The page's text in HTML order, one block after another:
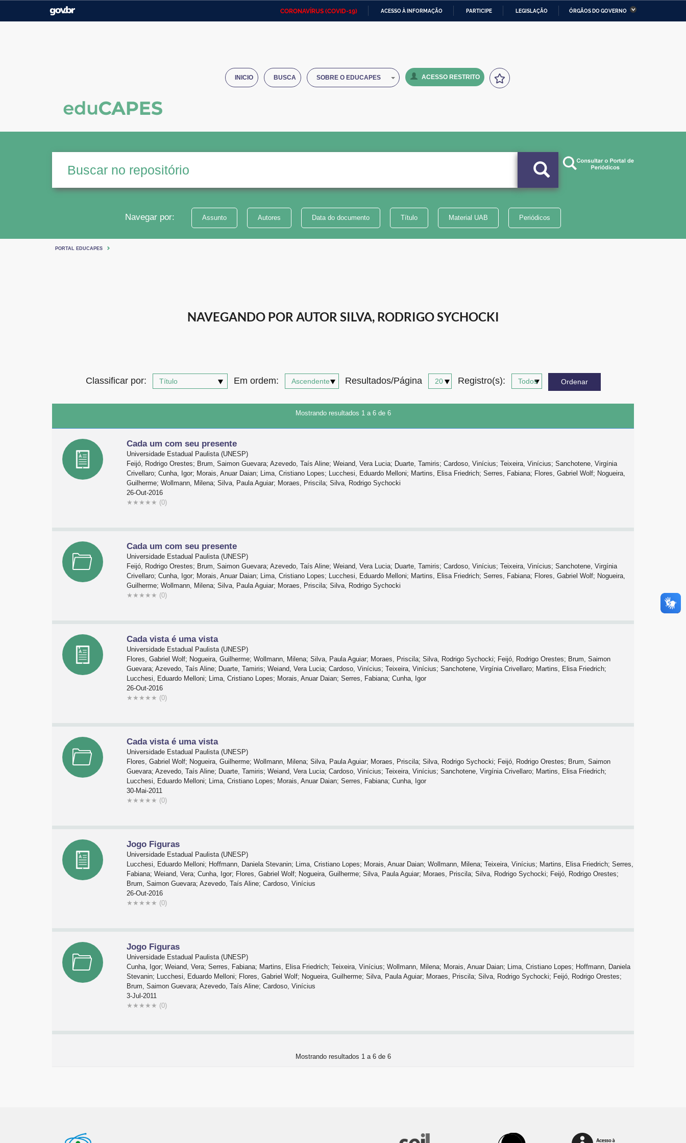
CORONAVÍRUS (COVID-19) ACESSO À INFORMAÇÃO PARTICIPE LEGISLAÇÃO ÓRGÃOS DO GOVERNO
Ministério das Relações
Ministério da Economia Ministério da Infraestrutura
Institucional
INICIO BUSCA SOBRE O EDUCAPES ACESSO RESTRITO
Navegar por: Assunto Autores Data do documento Título Material UAB Periódicos
PORTAL EDUCAPES
NAVEGANDO POR AUTOR SILVA, RODRIGO SYCHOCKI
Classificar por: Em ordem: Resultados/Página Registro(s):
Mostrando resultados 1 a 6 de 6
Cada um com seu presente
Universidade Estadual Paulista (UNESP)
Feijó, Rodrigo Orestes; Brum, Saimon Guevara; Azevedo, Taís Aline; Weiand, Vera Lucia; Duarte, Tamiris; Cardoso, Vinícius; Teixeira, Vinícius; Sanchotene, Virgínia
Crivellaro; Cunha, Igor; Morais, Anuar Daian; Lima, Cristiano Lopes; Lucchesi, Eduardo Melloni; Martins, Elisa Friedrich; Serres, Fabiana; Flores, Gabriel Wolf; Nogueira,
Guilherme; Wollmann, Milena; Silva, Paula Aguiar; Moraes, Priscila; Silva, Rodrigo Sychocki
26-Out-2016
★ ★ ★ ★ ★ (0)
Cada um com seu presente
Universidade Estadual Paulista (UNESP)
Feijó, Rodrigo Orestes; Brum, Saimon Guevara; Azevedo, Taís Aline; Weiand, Vera Lucia; Duarte, Tamiris; Cardoso, Vinícius; Teixeira, Vinícius; Sanchotene, Virgínia
Crivellaro; Cunha, Igor; Morais, Anuar Daian; Lima, Cristiano Lopes; Lucchesi, Eduardo Melloni; Martins, Elisa Friedrich; Serres, Fabiana; Flores, Gabriel Wolf; Nogueira,
Guilherme; Wollmann, Milena; Silva, Paula Aguiar; Moraes, Priscila; Silva, Rodrigo Sychocki
★ ★ ★ ★ ★ (0)
Cada vista é uma vista
Universidade Estadual Paulista (UNESP)
Flores, Gabriel Wolf; Nogueira, Guilherme; Wollmann, Milena; Silva, Paula Aguiar; Moraes, Priscila; Silva, Rodrigo Sychocki; Feijó, Rodrigo Orestes; Brum, Saimon
Guevara; Azevedo, Taís Aline; Duarte, Tamiris; Weiand, Vera Lucia; Cardoso, Vinícius; Teixeira, Vinícius; Sanchotene, Virgínia Crivellaro; Martins, Elisa Friedrich;
Lucchesi, Eduardo Melloni; Lima, Cristiano Lopes; Morais, Anuar Daian; Serres, Fabiana; Cunha, Igor
26-Out-2016
★ ★ ★ ★ ★ (0)
Cada vista é uma vista
Universidade Estadual Paulista (UNESP)
Flores, Gabriel Wolf; Nogueira, Guilherme; Wollmann, Milena; Silva, Paula Aguiar; Moraes, Priscila; Silva, Rodrigo Sychocki; Feijó, Rodrigo Orestes; Brum, Saimon
Guevara; Azevedo, Taís Aline; Duarte, Tamiris; Weiand, Vera Lucia; Cardoso, Vinícius; Teixeira, Vinícius; Sanchotene, Virgínia Crivellaro; Martins, Elisa Friedrich;
Lucchesi, Eduardo Melloni; Lima, Cristiano Lopes; Morais, Anuar Daian; Serres, Fabiana; Cunha, Igor
30-Mai-2011
★ ★ ★ ★ ★ (0)
Jogo Figuras
Universidade Estadual Paulista (UNESP)
Lucchesi, Eduardo Melloni; Hoffmann, Daniela Stevanin; Lima, Cristiano Lopes; Morais, Anuar Daian; Wollmann, Milena; Teixeira, Vinícius; Martins, Elisa Friedrich; Serres,
Fabiana; Weiand, Vera; Cunha, Igor; Flores, Gabriel Wolf; Nogueira, Guilherme; Silva, Paula Aguiar; Moraes, Priscila; Silva, Rodrigo Sychocki; Feijó, Rodrigo Orestes;
Brum, Saimon Guevara; Azevedo, Taís Aline; Cardoso, Vinícius
26-Out-2016
★ ★ ★ ★ ★ (0)
Jogo Figuras
Universidade Estadual Paulista (UNESP)
Cunha, Igor; Weiand, Vera; Serres, Fabiana; Martins, Elisa Friedrich; Teixeira, Vinícius; Wollmann, Milena; Morais, Anuar Daian; Lima, Cristiano Lopes; Hoffmann, Daniela
Stevanin; Lucchesi, Eduardo Melloni; Flores, Gabriel Wolf; Nogueira, Guilherme; Silva, Paula Aguiar; Moraes, Priscila; Silva, Rodrigo Sychocki; Feijó, Rodrigo Orestes;
Brum, Saimon Guevara; Azevedo, Taís Aline; Cardoso, Vinícius
3-Jul-2011
★ ★ ★ ★ ★ (0)
Mostrando resultados 1 a 6 de 6